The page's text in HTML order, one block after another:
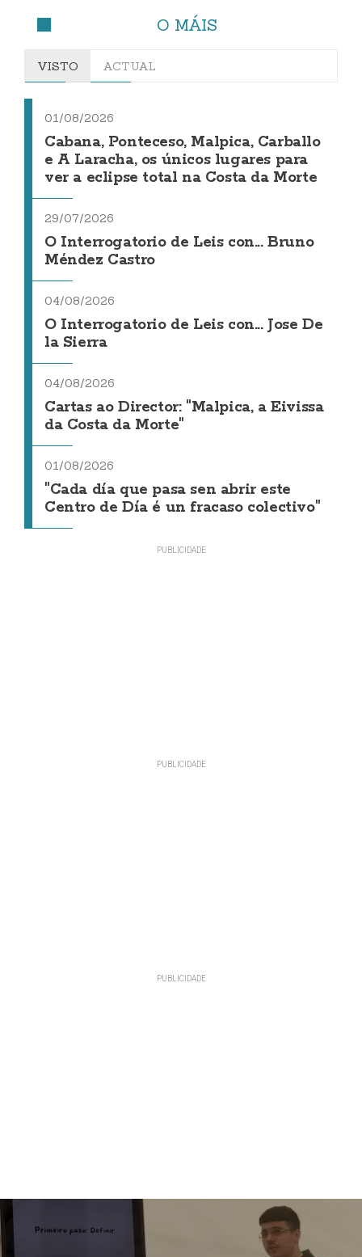
O MÁIS
VISTO ACTUAL
01/08/2026
Cabana, Ponteceso, Malpica, Carballo
e A Laracha, os únicos lugares para
ver a eclipse total na Costa da Morte
29/07/2026
O Interrogatorio de Leis con... Bruno
Méndez Castro
04/08/2026
O Interrogatorio de Leis con... Jose De
la Sierra
04/08/2026
Cartas ao Director: "Malpica, a Eivissa
da Costa da Morte"
01/08/2026
"Cada día que pasa sen abrir este
Centro de Día é un fracaso colectivo"